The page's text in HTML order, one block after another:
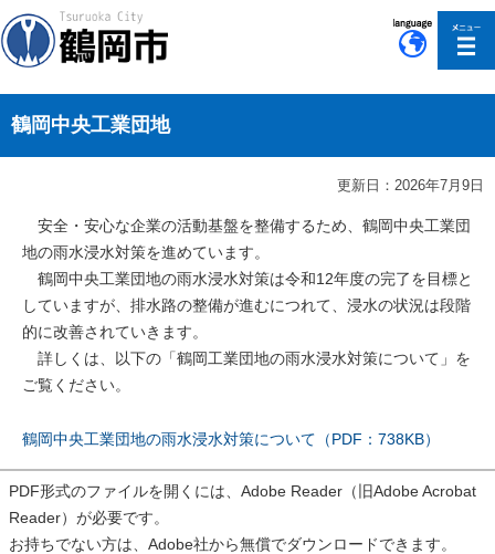
鶴岡中央工業団地
更新日：2026年7月9日
安全・安心な企業の活動基盤を整備するため、鶴岡中央工業団
地の雨水浸水対策を進めています。
鶴岡中央工業団地の雨水浸水対策は令和12年度の完了を目標と
していますが、排水路の整備が進むにつれて、浸水の状況は段階
的に改善されていきます。
詳しくは、以下の「鶴岡工業団地の雨水浸水対策について」を
ご覧ください。
鶴岡中央工業団地の雨水浸水対策について（PDF：738KB）
PDF形式のファイルを開くには、Adobe Reader（旧Adobe Acrobat
Reader）が必要です。
お持ちでない方は、Adobe社から無償でダウンロードできます。